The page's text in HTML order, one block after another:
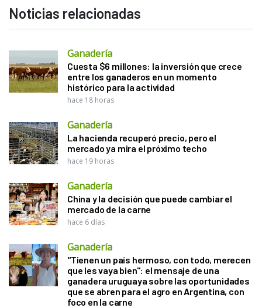
Noticias relacionadas
Ganadería
Cuesta $6 millones: la inversión que crece
entre los ganaderos en un momento
histórico para la actividad
hace 18 horas
Ganadería
La hacienda recuperó precio, pero el
mercado ya mira el próximo techo
hace 19 horas
Ganadería
China y la decisión que puede cambiar el
mercado de la carne
hace 6 días
Ganadería
"Tienen un país hermoso, con todo, merecen
que les vaya bien": el mensaje de una
ganadera uruguaya sobre las oportunidades
que se abren para el agro en Argentina, con
foco en la carne